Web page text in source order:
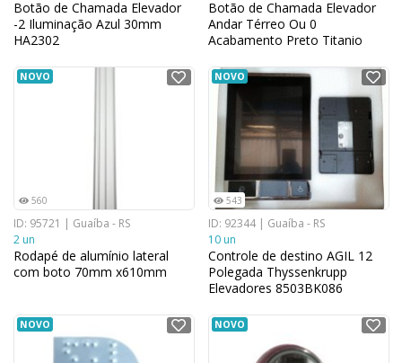
Botão de Chamada Elevador
-2 Iluminação Azul 30mm
HA2302
Botão de Chamada Elevador
Andar Térreo Ou 0
Acabamento Preto Titanio
NOVO
560
ID: 95721 | Guaíba - RS
2 un
Rodapé de alumínio lateral
com boto 70mm x610mm
NOVO
543
ID: 92344 | Guaíba - RS
10 un
Controle de destino AGIL 12
Polegada Thyssenkrupp
Elevadores 8503BK086
NOVO NOVO